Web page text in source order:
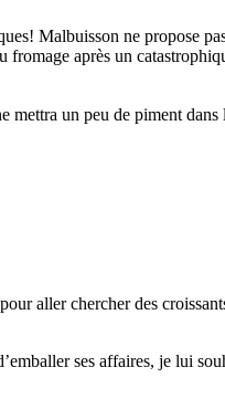
Malbuisson ne propose
après un
un peu de piment
aller chercher des
ses affaires, je lui